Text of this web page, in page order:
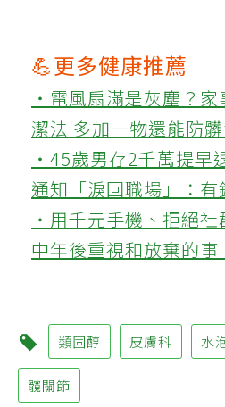
💪更多健康推薦
‧電風扇滿是灰塵？
潔法 多加一物還能防
‧45歲男存2千萬提早
通知「淚回職場」：有
‧用千元手機、拒絕
中年後重視和放棄的
類固醇 皮膚科 水
髖關節